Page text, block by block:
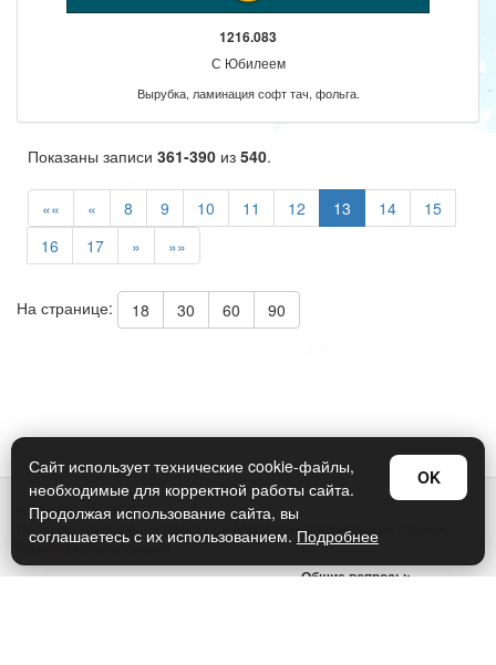
1216.083
С Юбилеем
Вырубка, ламинация софт тач, фольга.
Показаны записи 361-390 из 540.
«« « 8 9 10 11 12 13 14
15
16
17 » »»
На странице: 18 30 60 90
© Арт Дизайн 2026
Политика конфиденциальности и обработки персональных данных
Правила использования
Общие вопросы:
Сайт использует технические cookie-файлы,
необходимые для корректной работы сайта.
Продолжая использование сайта, вы
соглашаетесь с их использованием. Подробнее
OK